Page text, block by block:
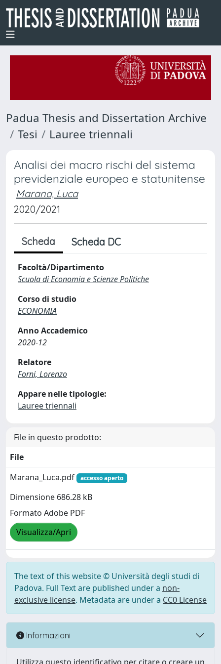
Padua Thesis and Dissertation Archive
Tesi
Lauree triennali
Analisi dei macro rischi del sistema
previdenziale europeo e statunitense
Marana, Luca
2020/2021
Scheda Scheda DC
Facoltà/Dipartimento
Scuola di Economia e Scienze Politiche
Corso di studio
ECONOMIA
Anno Accademico
2020-12
Relatore
Forni, Lorenzo
Appare nelle tipologie:
Lauree triennali
File in questo prodotto:
File
Marana_Luca.pdf
accesso aperto
Dimensione 686.28 kB
Formato Adobe PDF
Visualizza/Apri
The text of this website © Università degli studi di
Padova. Full Text are published under a non-
exclusive license. Metadata are under a CC0 License
Informazioni